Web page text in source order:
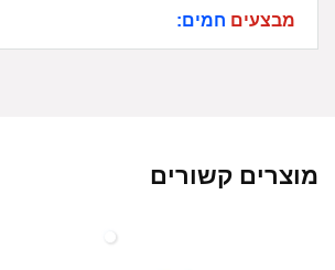
מבצעים חמים:
מוצרים קשורים